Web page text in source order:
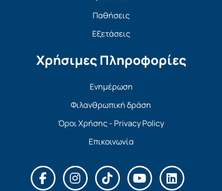
Παθήσεις
Εξετάσεις
Χρήσιμες Πληροφορίες
Ενημέρωση
Φιλανθρωπική δράση
Όροι Χρήσης - Privacy Policy
Επικοινωνία